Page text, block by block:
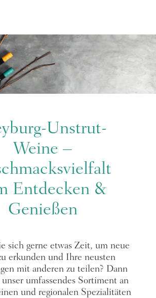
Unstrut-
Weine –
Entdecken &
Genießen
sich gerne etwas Zeit, um neue
erkunden und Ihre neusten
mit anderen zu teilen? Dann
umfassendes Sortiment an
und regionalen Spezialitäten